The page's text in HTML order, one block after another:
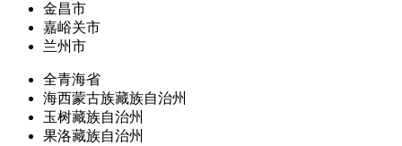
金昌市
嘉峪关市
兰州市
全青海省
海西蒙古族藏族自治州
玉树藏族自治州
果洛藏族自治州